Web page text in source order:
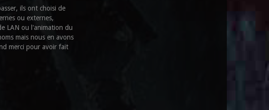
ils ont choisi de
ou externes,
LAN ou l'animation du
mais nous en avons
merci pour avoir fait